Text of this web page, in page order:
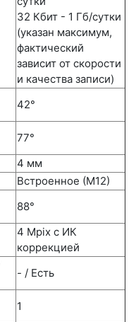
32 Кбит - 1 Гб/сутки
(указан максимум,
фактический
зависит от скорости
и качества записи)
42°
77°
4 мм
Встроенное (М12)
88°
4 Mpix c ИК
коррекцией
- / Есть
1